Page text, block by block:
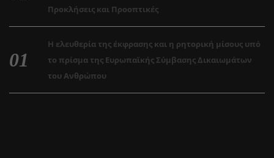
Προκλήσεις και Προοπτικές
Η ελευθερία της έκφρασης και η ρητορική μίσους υπό
το πρίσμα της Ευρωπαϊκής Σύμβασης Δικαιωμάτων
του Ανθρώπου